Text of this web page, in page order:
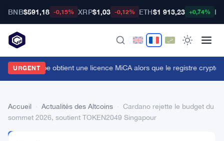
BNB$591,18 -0,15% XRP$1,03 -0,12% ETH$1 913,23 +0,74%
URGENT
de Stripe obtient une licence MiCA alors que le registre crypto
Accueil Actualités des Altcoins
Cardano rejette le budget du
sommet 2026, soutient TOKEN2049 Singapour